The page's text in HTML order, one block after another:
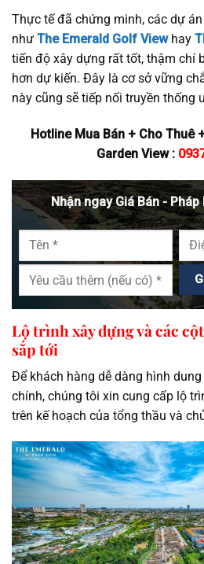
Thực tế đã chứng minh, các dự
như The Emerald Golf Viewhay
tiến độ xây dựng rất tốt, thậm chí
hơn dự kiến. Đây là cơ sở vững
này cũng sẽ tiếp nối truyền thống
Hotline Mua Bán + Cho Thuê
Garden View :
Nhận ngay Giá Bán - Pháp
Lộ trình xây dựng và các
sắp tới
Để khách hàng dễ dàng hình
chính, chúng tôi xin cung cấp lộ
trên kế hoạch của tổng thầu và